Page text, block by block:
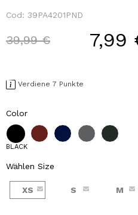
Cod: 39PA4201PND
Price reduced from
39,99 €to 7,99
Verdiene 7 Punkte
Color
BLACK
Wählen Size
XS S M